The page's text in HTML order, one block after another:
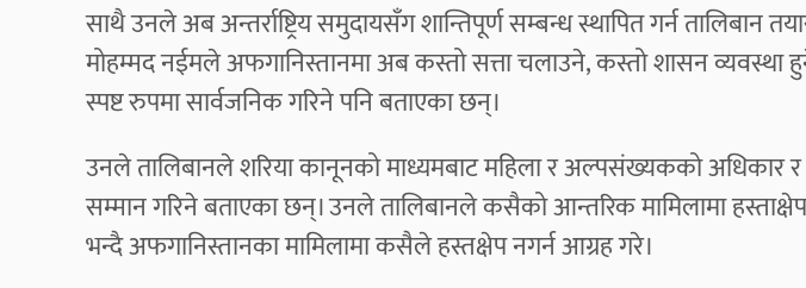
साथै उनले अब अन्तर्राष्ट्रिय समुदायसँग शान्तिपूर्ण सम्बन्ध स्थापित गर्न तालिबान
मोहम्मद नईमले अफगानिस्तानमा अब कस्तो सत्ता चलाउने, कस्तो शासन व्यवस्था
स्पष्ट रुपमा सार्वजनिक गरिने पनि बताएका छन्।
उनले तालिबानले शरिया कानूनको माध्यमबाट महिला र अल्पसंख्यकको अधिकार र
सम्मान गरिने बताएका छन्। उनले तालिबानले कसैको आन्तरिक मामिलामा हस्ताक्षेप
भन्दै अफगानिस्तानका मामिलामा कसैले हस्तक्षेप नगर्न आग्रह गरे।